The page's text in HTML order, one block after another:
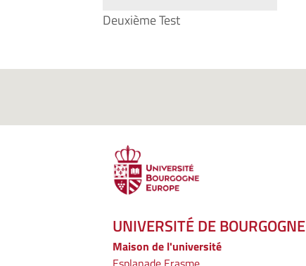
Deuxième Test
UNIVERSITÉ DE BOURGOGNE
Maison de l'université